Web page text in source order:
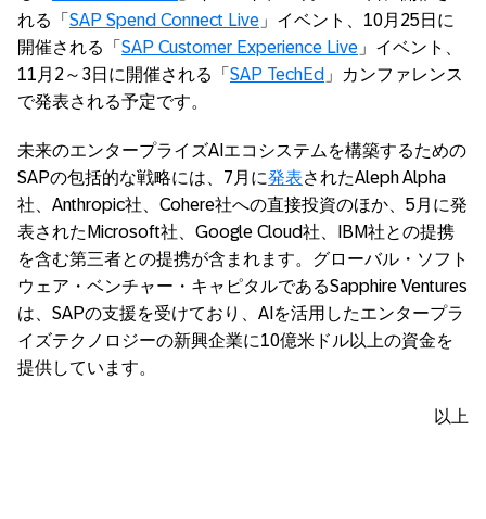
れる「 SAP Spend Connect Live 」イベント、10月25日に
開催される「 SAP Customer Experience Live 」イベント、
11月2～3日に開催される「 SAP TechEd 」カンファレンス
で発表される予定です。
未来のエンタープライズAIエコシステムを構築するための
SAPの包括的な戦略には、7月に発表されたAleph Alpha
社、Anthropic社、Cohere社への直接投資のほか、5月に発
表されたMicrosoft社、Google Cloud社、IBM社との提携
を含む第三者との提携が含まれます。グローバル・ソフト
ウェア・ベンチャー・キャピタルであるSapphire Ventures
は、SAPの支援を受けており、AIを活用したエンタープラ
イズテクノロジーの新興企業に10億米ドル以上の資金を
提供しています。
以上